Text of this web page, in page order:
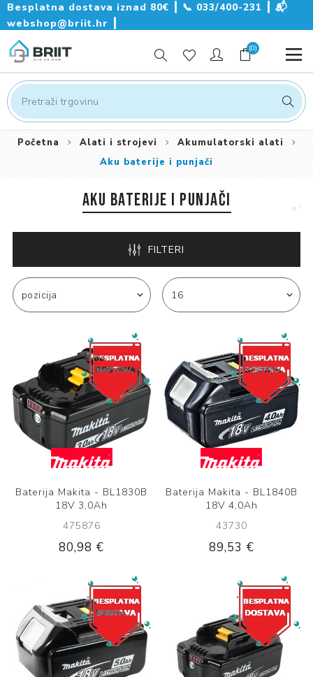
Besplatna dostava iznad 80€ ┃ 📞 033/400-231
📬
webshop@briit.hr
(0)
Početna Alati i strojevi
Akumulatorski alati
Aku baterije i punjači
AKU BATERIJE I PUNJAČI
FILTERI
Baterija Makita - BL1830B
18V 3,0Ah
475876
80,98 €
Baterija Makita - BL1840B
18V 4,0Ah
43730
89,53 €